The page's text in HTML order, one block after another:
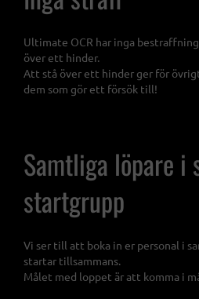
Ultimate OCR har inga
över ett hinder.
Att stå över ett hinder ger för
dem som gör ett försök till!
Samtliga löpare i
startgrupp
Vi ser till att boka in er personal i
startar tillsammans.
Målet med loppet är att komma i